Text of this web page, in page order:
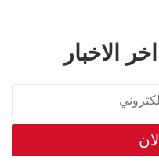
الاخبار